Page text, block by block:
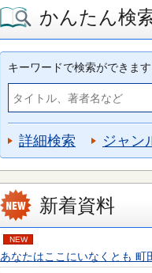
かんたん検
キーワードで検索ができます
詳細検索 ジャン
新着資料
NEW
あなたはここにいなくとも